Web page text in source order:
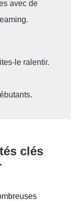
avec de
le ralentir.
clés